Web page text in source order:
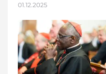
01.12.2025